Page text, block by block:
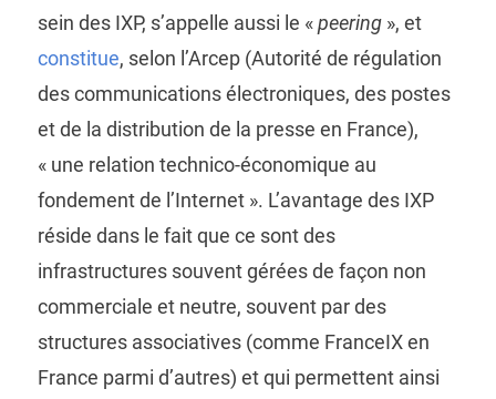
sein des IXP, s’appelle aussi le «peering», et
constitue, selon l’Arcep (Autorité de régulation
des communications électroniques, des postes
et de la distribution de la presse en France),
« une relation technico-économique au
fondement de l’Internet ». L’avantage des IXP
réside dans le fait que ce sont des
infrastructures souvent gérées de façon non
commerciale et neutre, souvent par des
structures associatives (comme FranceIX en
France parmi d’autres) et qui permettent ainsi